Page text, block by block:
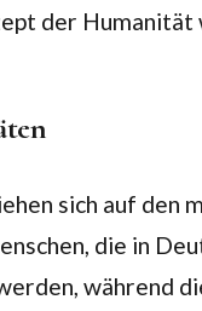
der
sich auf den
die in
während